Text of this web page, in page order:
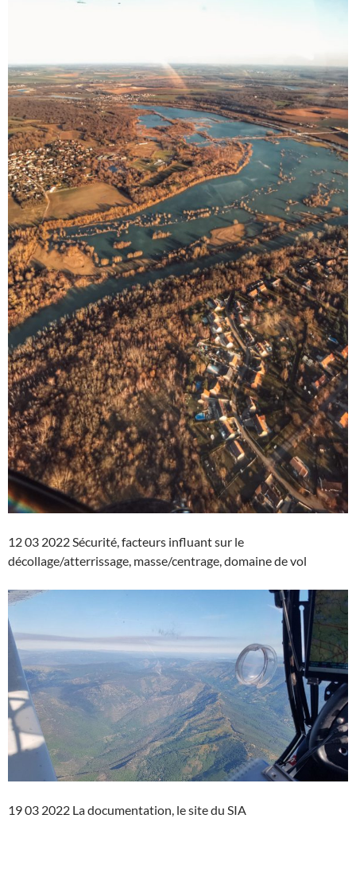
12 03 2022 Sécurité, facteurs influant sur le
décollage/atterrissage, masse/centrage, domaine de vol
19 03 2022 La documentation, le site du SIA